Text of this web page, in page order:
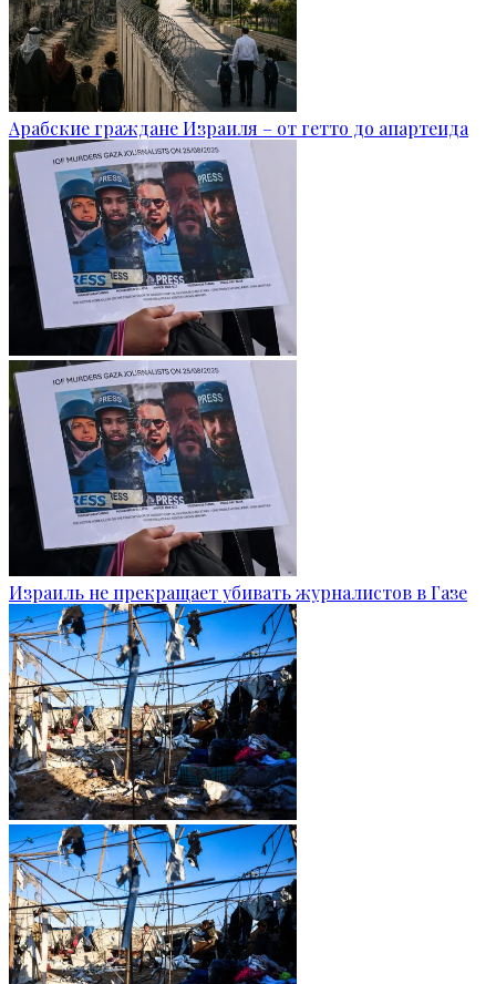
Арабские граждане Израиля – от гетто до апартеида
Израиль не прекращает убивать журналистов в Газе